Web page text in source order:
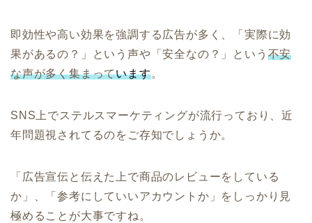
即効性や高い効果を強調する広告が多く、「実際に効
果があるの？」という声や「安全なの？」という 不安
な声が多く集まっています。
SNS上でステルスマーケティングが流行っており、近
年問題視されてるのをご存知でしょうか。
「広告宣伝と伝えた上で商品のレビューをしている
か」、「参考にしていいアカウントか」をしっかり見
極めることが大事ですね。